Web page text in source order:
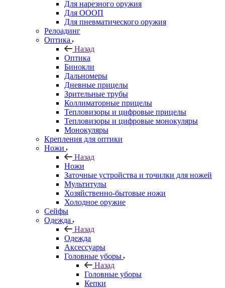
Для нарезного оружия
Для ОООП
Для пневматического оружия
Релоадинг
Оптика
Назад
Оптика
Бинокли
Дальномеры
Дневные прицелы
Зрительные трубы
Коллиматорные прицелы
Тепловизоры и цифровые прицелы
Тепловизоры и цифровые монокуляры
Монокуляры
Крепления для оптики
Ножи
Назад
Ножи
Заточные устройства и точилки для ножей
Мультитулы
Хозяйственно-бытовые ножи
Холодное оружие
Сейфы
Одежда
Назад
Одежда
Аксессуары
Головные уборы
Назад
Головные уборы
Кепки